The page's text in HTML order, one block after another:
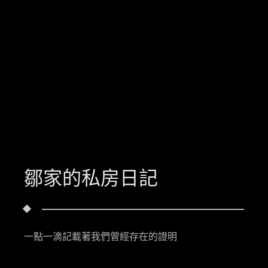
鄒家的私房日記
一點一滴記載著我們曾經存在的證明